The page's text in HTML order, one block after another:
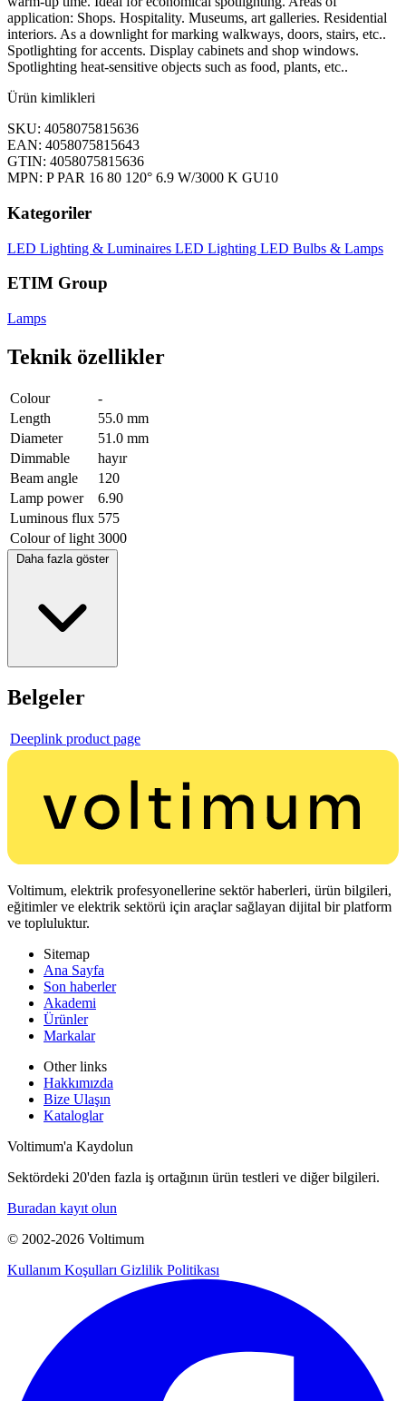
application: Shops. Hospitality. Museums, art galleries. Residential
interiors. As a downlight for marking walkways, doors, stairs, etc..
Spotlighting for accents. Display cabinets and shop windows.
Spotlighting heat-sensitive objects such as food, plants, etc..
Ürün kimlikleri
SKU: 4058075815636
EAN: 4058075815643
GTIN: 4058075815636
MPN: P PAR 16 80 120° 6.9 W/3000 K GU10
Kategoriler
LED Lighting & Luminaires LED Lighting LED Bulbs & Lamps
ETIM Group
Lamps
Teknik özellikler
Colour
-
Length
55.0 mm
Diameter
51.0 mm
Dimmable
hayır
Beam angle
120
Lamp power
6.90
Luminous flux 575
Colour of light 3000
Daha fazla göster
Belgeler
Deeplink product page
Voltimum, elektrik profesyonellerine sektör haberleri, ürün bilgileri,
eğitimler ve elektrik sektörü için araçlar sağlayan dijital bir platform
ve topluluktur.
Sitemap
Ana Sayfa
Son haberler
Akademi
Ürünler
Markalar
Other links
Hakkımızda
Bize Ulaşın
Kataloglar
Voltimum'a Kaydolun
Sektördeki 20'den fazla iş ortağının ürün testleri ve diğer bilgileri.
Buradan kayıt olun
© 2002-2026 Voltimum
Kullanım Koşulları Gizlilik Politikası